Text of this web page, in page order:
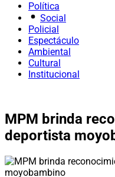
Política
Social
Policial
Espectáculo
Ambiental
Cultural
Institucional
MPM brinda
deportista